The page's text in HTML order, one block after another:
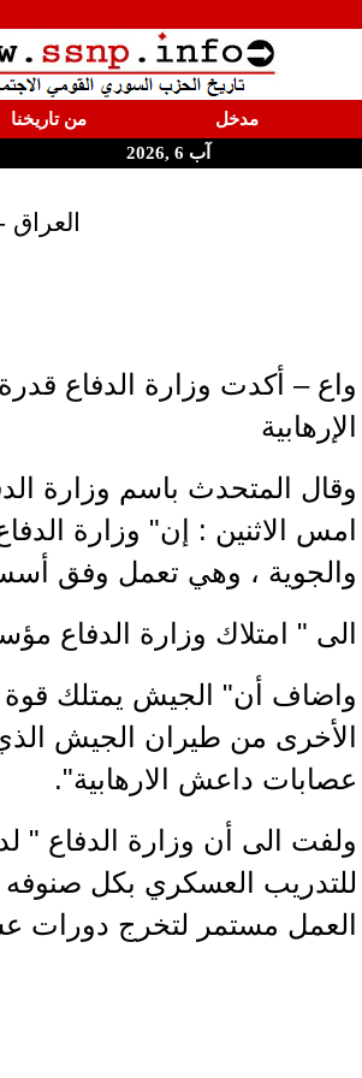
مدخل من تاريخنا
آب 6 ,2026
واع – أكدت وزارة الدفاع
الإرهابية
وقال المتحدث باسم وزارة
امس الاثنين : إن" وزارة
والجوية ، وهي تعمل وفق
الى " امتلاك وزارة الدفاع
واضاف أن" الجيش يمتلك قوة
الأخرى من طيران الجيش الذي
عصابات داعش الارهابية".
ولفت الى أن وزارة الدفاع "
للتدريب العسكري بكل صنوفه
العمل مستمر لتخرج دورات